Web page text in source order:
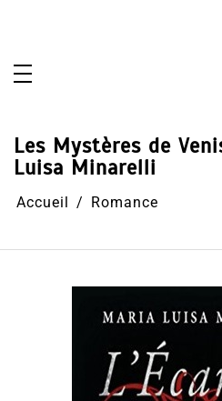
Les Mystères de
Luisa Minarelli